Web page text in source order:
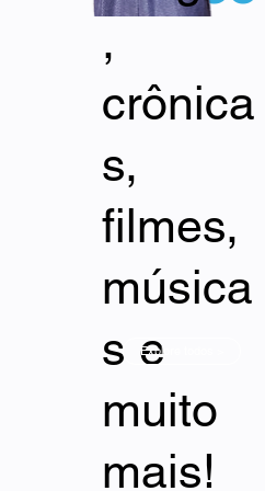
,
crônica
s,
filmes,
música
s e
muito
mais!
Explore todos >